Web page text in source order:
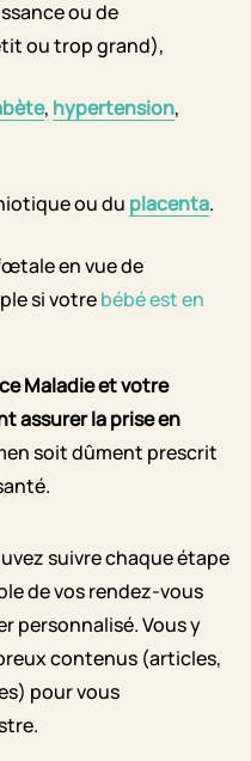
ou de
ou trop grand),
, hypertension,
ou du placenta.
en vue de
si votrebébé est en
Maladie et votre
assurer la prise en
soit dûment prescrit
suivre chaque étape
de vos rendez-vous
personnalisé. Vous y
contenus (articles,
pour vous